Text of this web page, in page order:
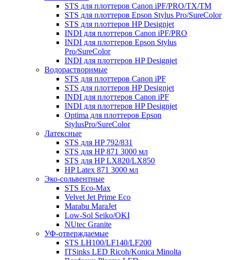
STS для плоттеров Canon iPF/PRO/TX/ТМ
STS для плоттеров Epson Stylus Pro/SureColor
STS для плоттеров HP Designjet
INDI для плоттеров Canon iPF/PRO
INDI для плоттеров Epson Stylus
Pro/SureColor
INDI для плоттеров HP Designjet
Водорастворимые
STS для плоттеров Canon iPF
STS для плоттеров HP Designjet
INDI для плоттеров Canon iPF
INDI для плоттеров HP Designjet
Optima для плоттеров Epson
StylusPro/SureColor
Латексные
STS для HP 792/831
STS для HP 871 3000 мл
STS для HP LX820/LX850
HP Latex 871 3000 мл
Эко-сольвентные
STS Eco-Max
Velvet Jet Prime Eco
Marabu MaraJet
Low-Sol Seiko/OKI
NUtec Granite
УФ-отверждаемые
STS LH100/LF140/LF200
ITSinks LED Ricoh/Konica Minolta